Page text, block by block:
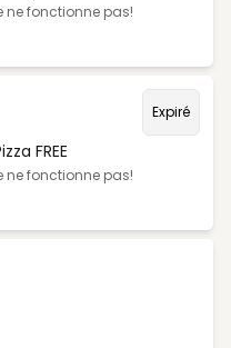
ne fonctionne pas!
Expiré
FREE
ne fonctionne pas!